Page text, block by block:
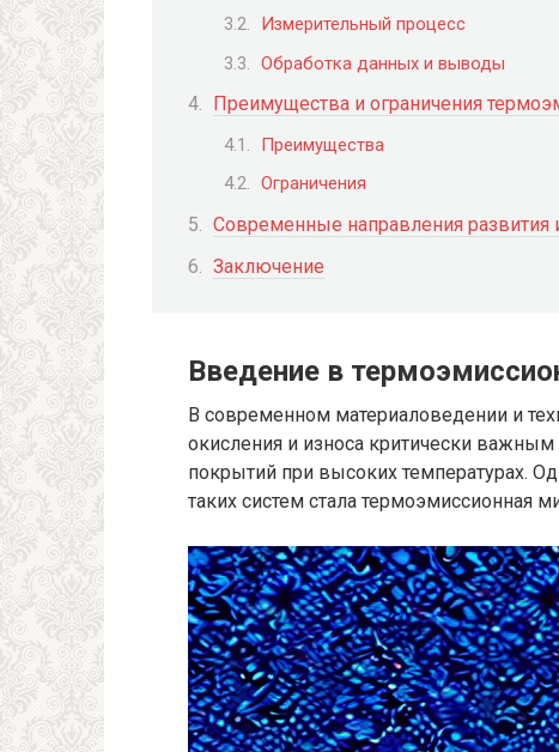
Измерительный процесс
Обработка данных и выводы
Преимущества и ограничения
Преимущества
Ограничения
Современные направления развития
Заключение
Введение в
В современном материаловедении и
окисления и износа критически
покрытий при высоких температурах.
таких систем стала термоэмиссионная